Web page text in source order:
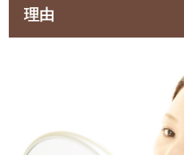
理由